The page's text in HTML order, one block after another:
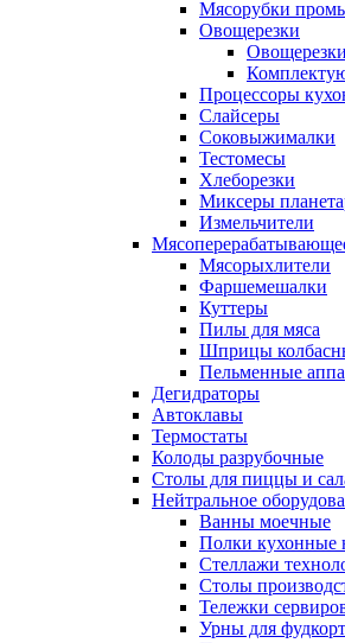
Мясорубки
Овощерезки
Овощерезки
Процессоры
Слайсеры
Соковыжималки
Тестомесы
Хлеборезки
Миксеры
Измельчители
Мясорыхлители
Фаршемешалки
Куттеры
Пилы для мяса
Шприцы
Пельменные
Дегидраторы
Автоклавы
Термостаты
Колоды разрубочные
Столы для пиццы и
Нейтральное
Ванны моечные
Полки кухонные
Стеллажи
Столы
Тележки
Урны для